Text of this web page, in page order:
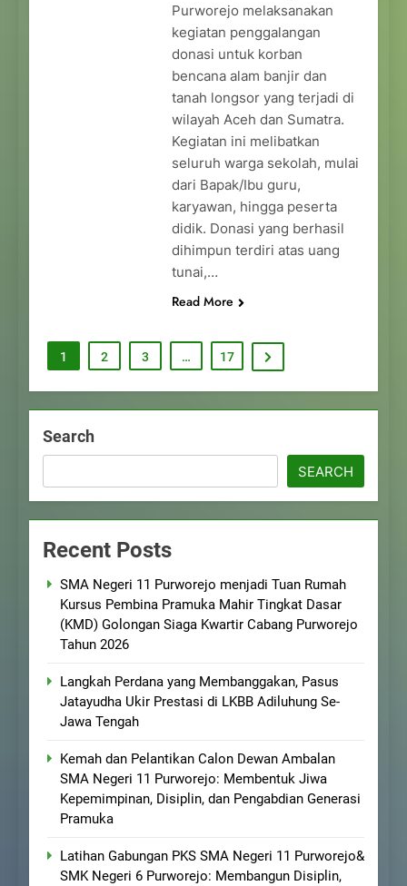
Purworejo melaksanakan
kegiatan penggalangan
donasi untuk korban
bencana alam banjir dan
tanah longsor yang terjadi di
wilayah Aceh dan Sumatra.
Kegiatan ini melibatkan
seluruh warga sekolah, mulai
dari Bapak/Ibu guru,
karyawan, hingga peserta
didik. Donasi yang berhasil
dihimpun terdiri atas uang
tunai,…
Read More
1 2 3 … 17
Search
SEARCH
Recent Posts
SMA Negeri 11 Purworejo menjadi Tuan Rumah
Kursus Pembina Pramuka Mahir Tingkat Dasar
(KMD) Golongan Siaga Kwartir Cabang Purworejo
Tahun 2026
Langkah Perdana yang Membanggakan, Pasus
Jatayudha Ukir Prestasi di LKBB Adiluhung Se-
Jawa Tengah
Kemah dan Pelantikan Calon Dewan Ambalan
SMA Negeri 11 Purworejo: Membentuk Jiwa
Kepemimpinan, Disiplin, dan Pengabdian Generasi
Pramuka
Latihan Gabungan PKS SMA Negeri 11 Purworejo&
SMK Negeri 6 Purworejo: Membangun Disiplin,